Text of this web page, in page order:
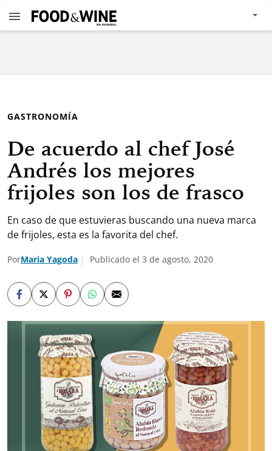
GASTRONOMÍA
De acuerdo al chef José
Andrés los mejores
frijoles son los de frasco
En caso de que estuvieras buscando una nueva marca
de frijoles, esta es la favorita del chef.
PorMaria Yagoda Publicado el 3 de agosto, 2020